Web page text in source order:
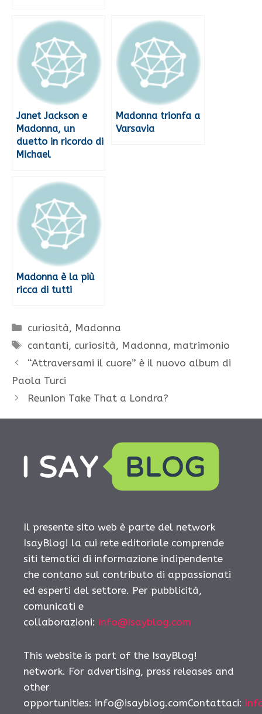
Janet Jackson e
Madonna, un
duetto in ricordo di
Michael
Madonna trionfa a
Varsavia
Madonna è la più
ricca di tutti
Categorie
curiosità, Madonna
Tag
cantanti, curiosità, Madonna, matrimonio
“Attraversami il cuore” è il nuovo album di
Paola Turci
Reunion Take That a Londra?
Il presente sito web è parte del network
IsayBlog! la cui rete editoriale comprende
siti tematici di informazione indipendente
che contano sul contributo di appassionati
ed esperti del settore. Per pubblicità,
comunicati e
collaborazioni: info@isayblog.com
This website is part of the IsayBlog!
network. For advertising, press releases and
other
opportunities: info@isayblog.comContattaci: